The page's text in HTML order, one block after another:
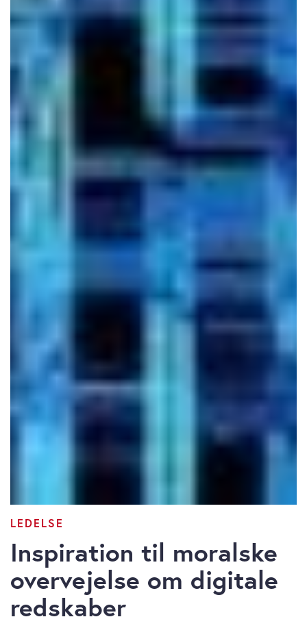
LEDELSE
Inspiration til moralske
overvejelse om digitale
redskaber